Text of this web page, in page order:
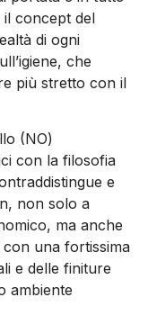
concept del
di ogni
che
più stretto con il
(NO)
con la filosofia
e
non solo a
ma anche
con una fortissima
e delle finiture
ambiente